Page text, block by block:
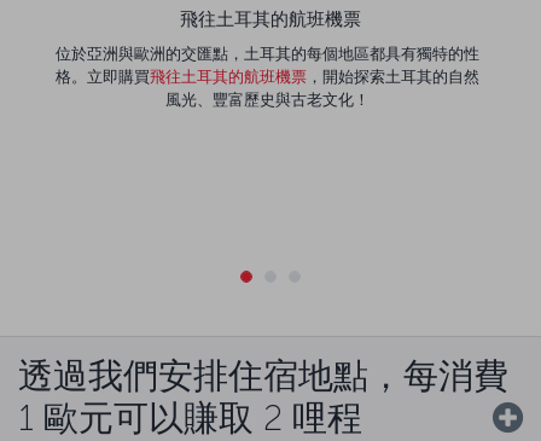
飛往土耳其的航班機票
位於亞洲與歐洲的交匯點，土耳其的每個地區都具有獨特的性
格。立即購買飛往土耳其的航班機票 ，開始探索土耳其的自然
風光、豐富歷史與古老文化！
透過我們安排住宿地點，每消費
1 歐元可以賺取 2 哩程